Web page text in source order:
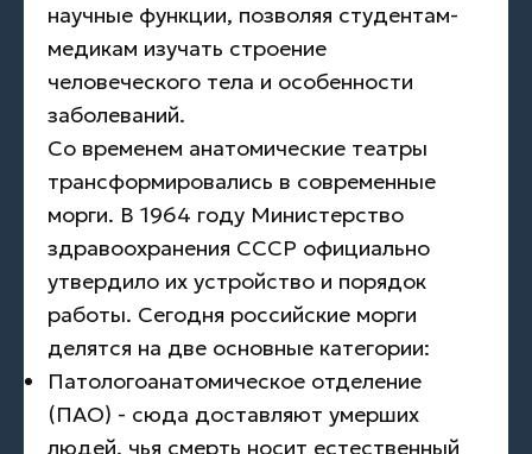
научные функции, позволяя студентам-
медикам изучать строение
человеческого тела и особенности
заболеваний.
Со временем анатомические театры
трансформировались в современные
морги. В 1964 году Министерство
здравоохранения СССР официально
утвердило их устройство и порядок
работы. Сегодня российские морги
делятся на две основные категории:
Патологоанатомическое отделение
(ПАО) - сюда доставляют умерших
людей, чья смерть носит естественный